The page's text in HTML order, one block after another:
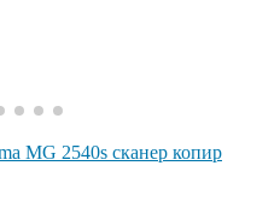
MG 2540s сканер копир